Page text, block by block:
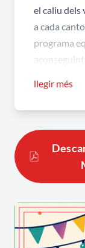
el caliu
a cada
programa
diferents
les
viu a
que grans i
de l'estiu.
llegir més